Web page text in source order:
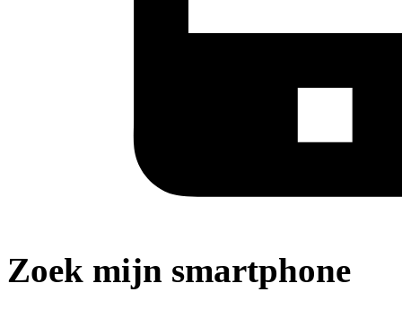
Zoek mijn smartphone